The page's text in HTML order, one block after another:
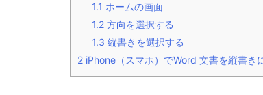
1.1 ホームの画面
1.2 方向を選択する
1.3 縦書きを選択する
2 iPhone（スマホ）でWord 文書を縦書き